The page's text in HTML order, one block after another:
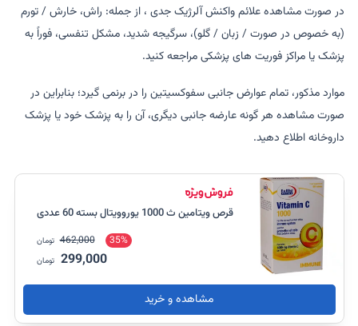
در صورت مشاهده علائم واکنش آلرژیک جدی ، از جمله: راش، خارش / تورم
(به خصوص در صورت / زبان / گلو)، سرگیجه شدید، مشکل تنفسی، فوراً به
پزشک یا مراکز فوریت های پزشکی مراجعه کنید.
موارد مذکور، تمام عوارض جانبی سفوکسیتین را در برنمی گیرد؛ بنابراین در
صورت مشاهده هر گونه عارضه جانبی دیگری، آن را به پزشک خود یا پزشک
داروخانه اطلاع دهید.
قرص ویتامین ث 1000 یوروویتال بسته 60 عددی
35%
462,000 تومان
299,000 تومان
مشاهده و خرید